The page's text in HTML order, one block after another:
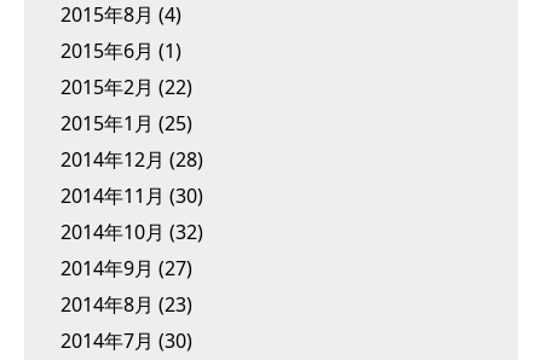
2015年8月 (4)
2015年6月 (1)
2015年2月 (22)
2015年1月 (25)
2014年12月 (28)
2014年11月 (30)
2014年10月 (32)
2014年9月 (27)
2014年8月 (23)
2014年7月 (30)